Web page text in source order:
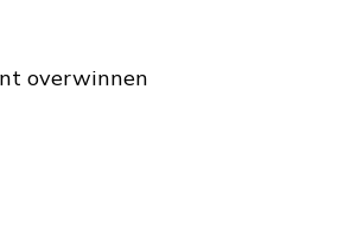
overwinnen